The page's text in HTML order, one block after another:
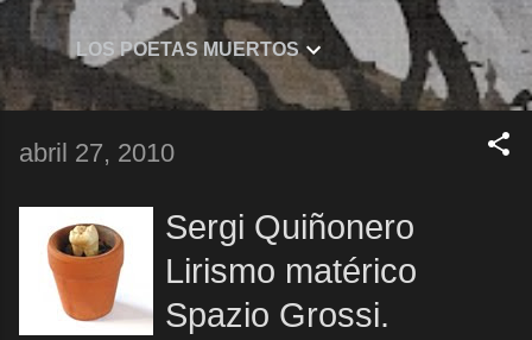
LOS POETAS MUERTOS
abril 27, 2010
Sergi Quiñonero
Lirismo matérico
Spazio Grossi.